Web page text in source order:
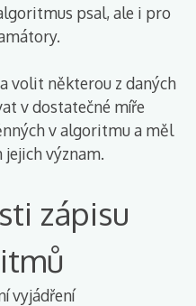
psal, ale i pro
volit některou z daných
v dostatečné míře
v algoritmu a měl
význam.
zápisu
vyjádření